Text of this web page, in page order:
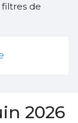
de
2026